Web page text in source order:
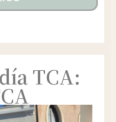
TCA: